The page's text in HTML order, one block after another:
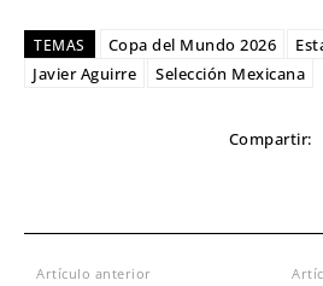
TEMAS Copa del Mundo 2026
Javier Aguirre
Selección Mexicana
Compartir:
Artículo anterior